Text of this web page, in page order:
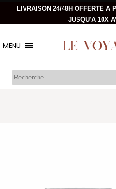
LIVRAISON 24/48H OFFERTE A
JUSQU’A 10X
MENU